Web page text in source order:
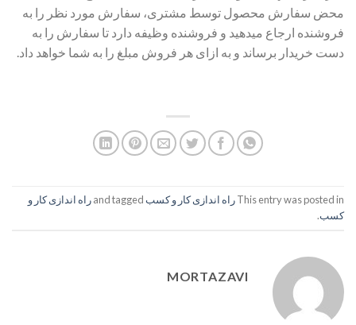
محض سفارش محصول توسط مشتری، سفارش مورد نظر را به
فروشنده ارجاع میدهید و فروشنده وظیفه دارد تا سفارش را به
دست خریدار برساند و به ازای هر فروش مبلغ را به شما خواهد داد.
This entry was posted inراه اندازی کار و کسب
راه اندازی کار و
کسب.
MORTAZAVI